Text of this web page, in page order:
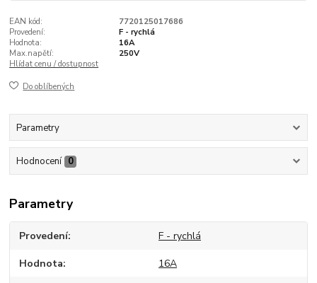
EAN kód:
7720125017686
Provedení:
F - rychlá
Hodnota:
16A
Max.napětí:
250V
Hlídat cenu / dostupnost
Do oblíbených
Parametry
Hodnocení 0
Parametry
Provedení F - rychlá
Hodnota 16A